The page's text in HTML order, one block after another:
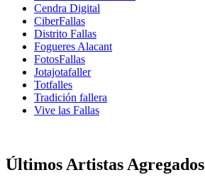
Cendra Digital
CiberFallas
Distrito Fallas
Fogueres Alacant
FotosFallas
Jotajotafaller
Totfalles
Tradición fallera
Vive las Fallas
Últimos Artistas Agregados